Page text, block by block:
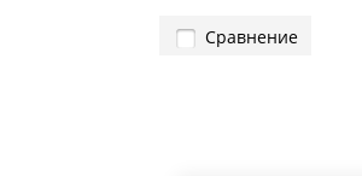
Сравнение